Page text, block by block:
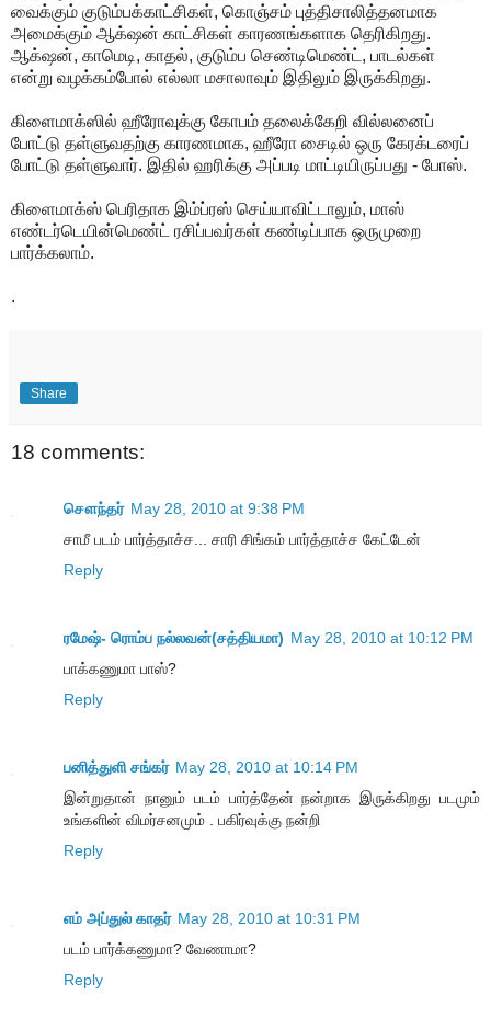
வைக்கும் குடும்பக்காட்சிகள், கொஞ்சம் புத்திசாலித்தனமாக
அமைக்கும் ஆக்‌ஷன் காட்சிகள் காரணங்களாக தெரிகிறது.
ஆக்‌ஷன், காமெடி, காதல், குடும்ப செண்டிமெண்ட், பாடல்கள்
என்று வழக்கம்போல் எல்லா மசாலாவும் இதிலும் இருக்கிறது.
கிளைமாக்ஸில் ஹீரோவுக்கு கோபம் தலைக்கேறி வில்லனைப்
போட்டு தள்ளுவதற்கு காரணமாக, ஹீரோ சைடில் ஒரு கேரக்டரைப்
போட்டு தள்ளுவார். இதில் ஹரிக்கு அப்படி மாட்டியிருப்பது - போஸ்.
கிளைமாக்ஸ் பெரிதாக இம்ப்ரஸ் செய்யாவிட்டாலும், மாஸ்
எண்டர்டெயின்மெண்ட் ரசிப்பவர்கள் கண்டிப்பாக ஒருமுறை
பார்க்கலாம்.
.
Share
18 comments:
சௌந்தர் May 28, 2010 at 9:38 PM
சாமீ படம் பார்த்தாச்ச... சாரி சிங்கம் பார்த்தாச்ச கேட்டேன்
Reply
ரமேஷ்- ரொம்ப நல்லவன்(சத்தியமா) May 28, 2010 at 10:12 PM
பாக்கணுமா பாஸ்?
Reply
பனித்துளி சங்கர் May 28, 2010 at 10:14 PM
இன்றுதான் நானும் படம் பார்த்தேன் நன்றாக இருக்கிறது படமும்
உங்களின் விமர்சனமும் . பகிர்வுக்கு நன்றி
Reply
எம் அப்துல் காதர் May 28, 2010 at 10:31 PM
படம் பார்க்கணுமா? வேணாமா?
Reply